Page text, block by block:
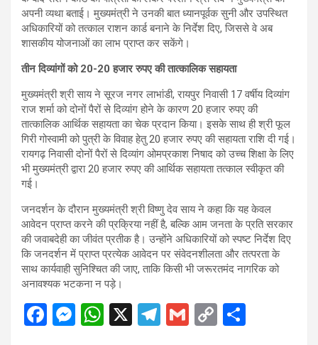
अपनी व्यथा बताई। मुख्यमंत्री ने उनकी बात ध्यानपूर्वक सुनी और उपस्थित
अधिकारियों को तत्काल राशन कार्ड बनाने के निर्देश दिए, जिससे वे अब
शासकीय योजनाओं का लाभ प्राप्त कर सकेंगे।
तीन दिव्यांगों को 20-20 हजार रुपए की तात्कालिक सहायता
मुख्यमंत्री श्री साय ने सूरज नगर लाभांडी, रायपुर निवासी 17 वर्षीय दिव्यांग
राज शर्मा को दोनों पैरों से दिव्यांग होने के कारण 20 हजार रुपए की
तात्कालिक आर्थिक सहायता का चेक प्रदान किया। इसके साथ ही श्री फूल
गिरी गोस्वामी को पुत्री के विवाह हेतु 20 हजार रुपए की सहायता राशि दी गई।
रायगढ़ निवासी दोनों पैरों से दिव्यांग ओमप्रकाश निषाद को उच्च शिक्षा के लिए
भी मुख्यमंत्री द्वारा 20 हजार रुपए की आर्थिक सहायता तत्काल स्वीकृत की
गई।
जनदर्शन के दौरान मुख्यमंत्री श्री विष्णु देव साय ने कहा कि यह केवल
आवेदन प्राप्त करने की प्रक्रिया नहीं है, बल्कि आम जनता के प्रति सरकार
की जवाबदेही का जीवंत प्रतीक है। उन्होंने अधिकारियों को स्पष्ट निर्देश दिए
कि जनदर्शन में प्राप्त प्रत्येक आवेदन पर संवेदनशीलता और तत्परता के
साथ कार्यवाही सुनिश्चित की जाए, ताकि किसी भी जरूरतमंद नागरिक को
अनावश्यक भटकना न पड़े।
F
M W X
T
G
C